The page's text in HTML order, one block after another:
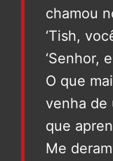
chamou
‘Tish,
‘Senhor,
O que
venha de
que
Me